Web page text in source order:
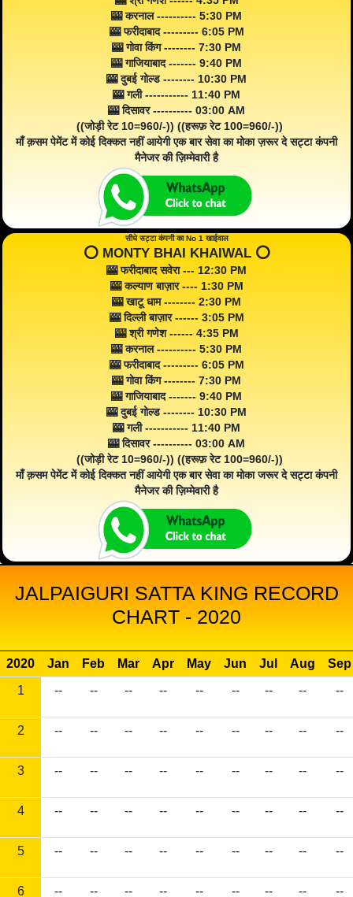
🎰 करनाल ---------- 5:30 PM
🎰 फरीदाबाद --------- 6:05 PM
🎰 गोवा किंग -------- 7:30 PM
🎰 गाजियाबाद ------- 9:40 PM
🎰 दुबई गोल्ड -------- 10:30 PM
🎰 गली ----------- 11:40 PM
🎰 दिसावर ---------- 03:00 AM
((जोड़ी रेट 10=960/-)) ((हरूफ़ रेट 100=960/-))
माँ क़सम पेमेंट में कोई दिक्कत नहीं आयेगी एक बार सेवा का मोका ज़रूर दे सट्टा कंपनी
मैनेजर की ज़िम्मेवारी है
सीधे सट्टा कंपनी का No 1 खाईवाल
⭕️ MONTY BHAI KHAIWAL ⭕️
🎰 फरीदाबाद सवेरा --- 12:30 PM
🎰 कल्याण बाज़ार ---- 1:30 PM
🎰 खाटू धाम -------- 2:30 PM
🎰 दिल्ली बाज़ार ------ 3:05 PM
🎰 श्री गणेश ------ 4:35 PM
🎰 करनाल ---------- 5:30 PM
🎰 फरीदाबाद --------- 6:05 PM
🎰 गोवा किंग -------- 7:30 PM
🎰 गाजियाबाद ------- 9:40 PM
🎰 दुबई गोल्ड -------- 10:30 PM
🎰 गली ----------- 11:40 PM
🎰 दिसावर ---------- 03:00 AM
((जोड़ी रेट 10=960/-)) ((हरूफ़ रेट 100=960/-))
माँ क़सम पेमेंट में कोई दिक्कत नहीं आयेगी एक बार सेवा का मोका जरूर दे सट्टा कंपनी
मैनेजर की ज़िम्मेवारी है
JALPAIGURI SATTA KING RECORD
CHART - 2020
2020 Jan Feb Mar Apr May Jun Jul Aug
Sep
1
-- -- -- -- -- -- -- -- --
2 -- -- -- -- -- -- -- -- --
3 -- -- -- -- -- -- -- -- --
4 -- -- -- -- -- -- -- -- --
5 -- -- -- -- -- -- -- -- --
6 -- -- -- -- -- -- -- -- --